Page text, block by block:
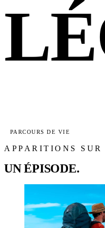
PARCOURS DE VIE
APPARITIONS SUR
UN ÉPISODE.